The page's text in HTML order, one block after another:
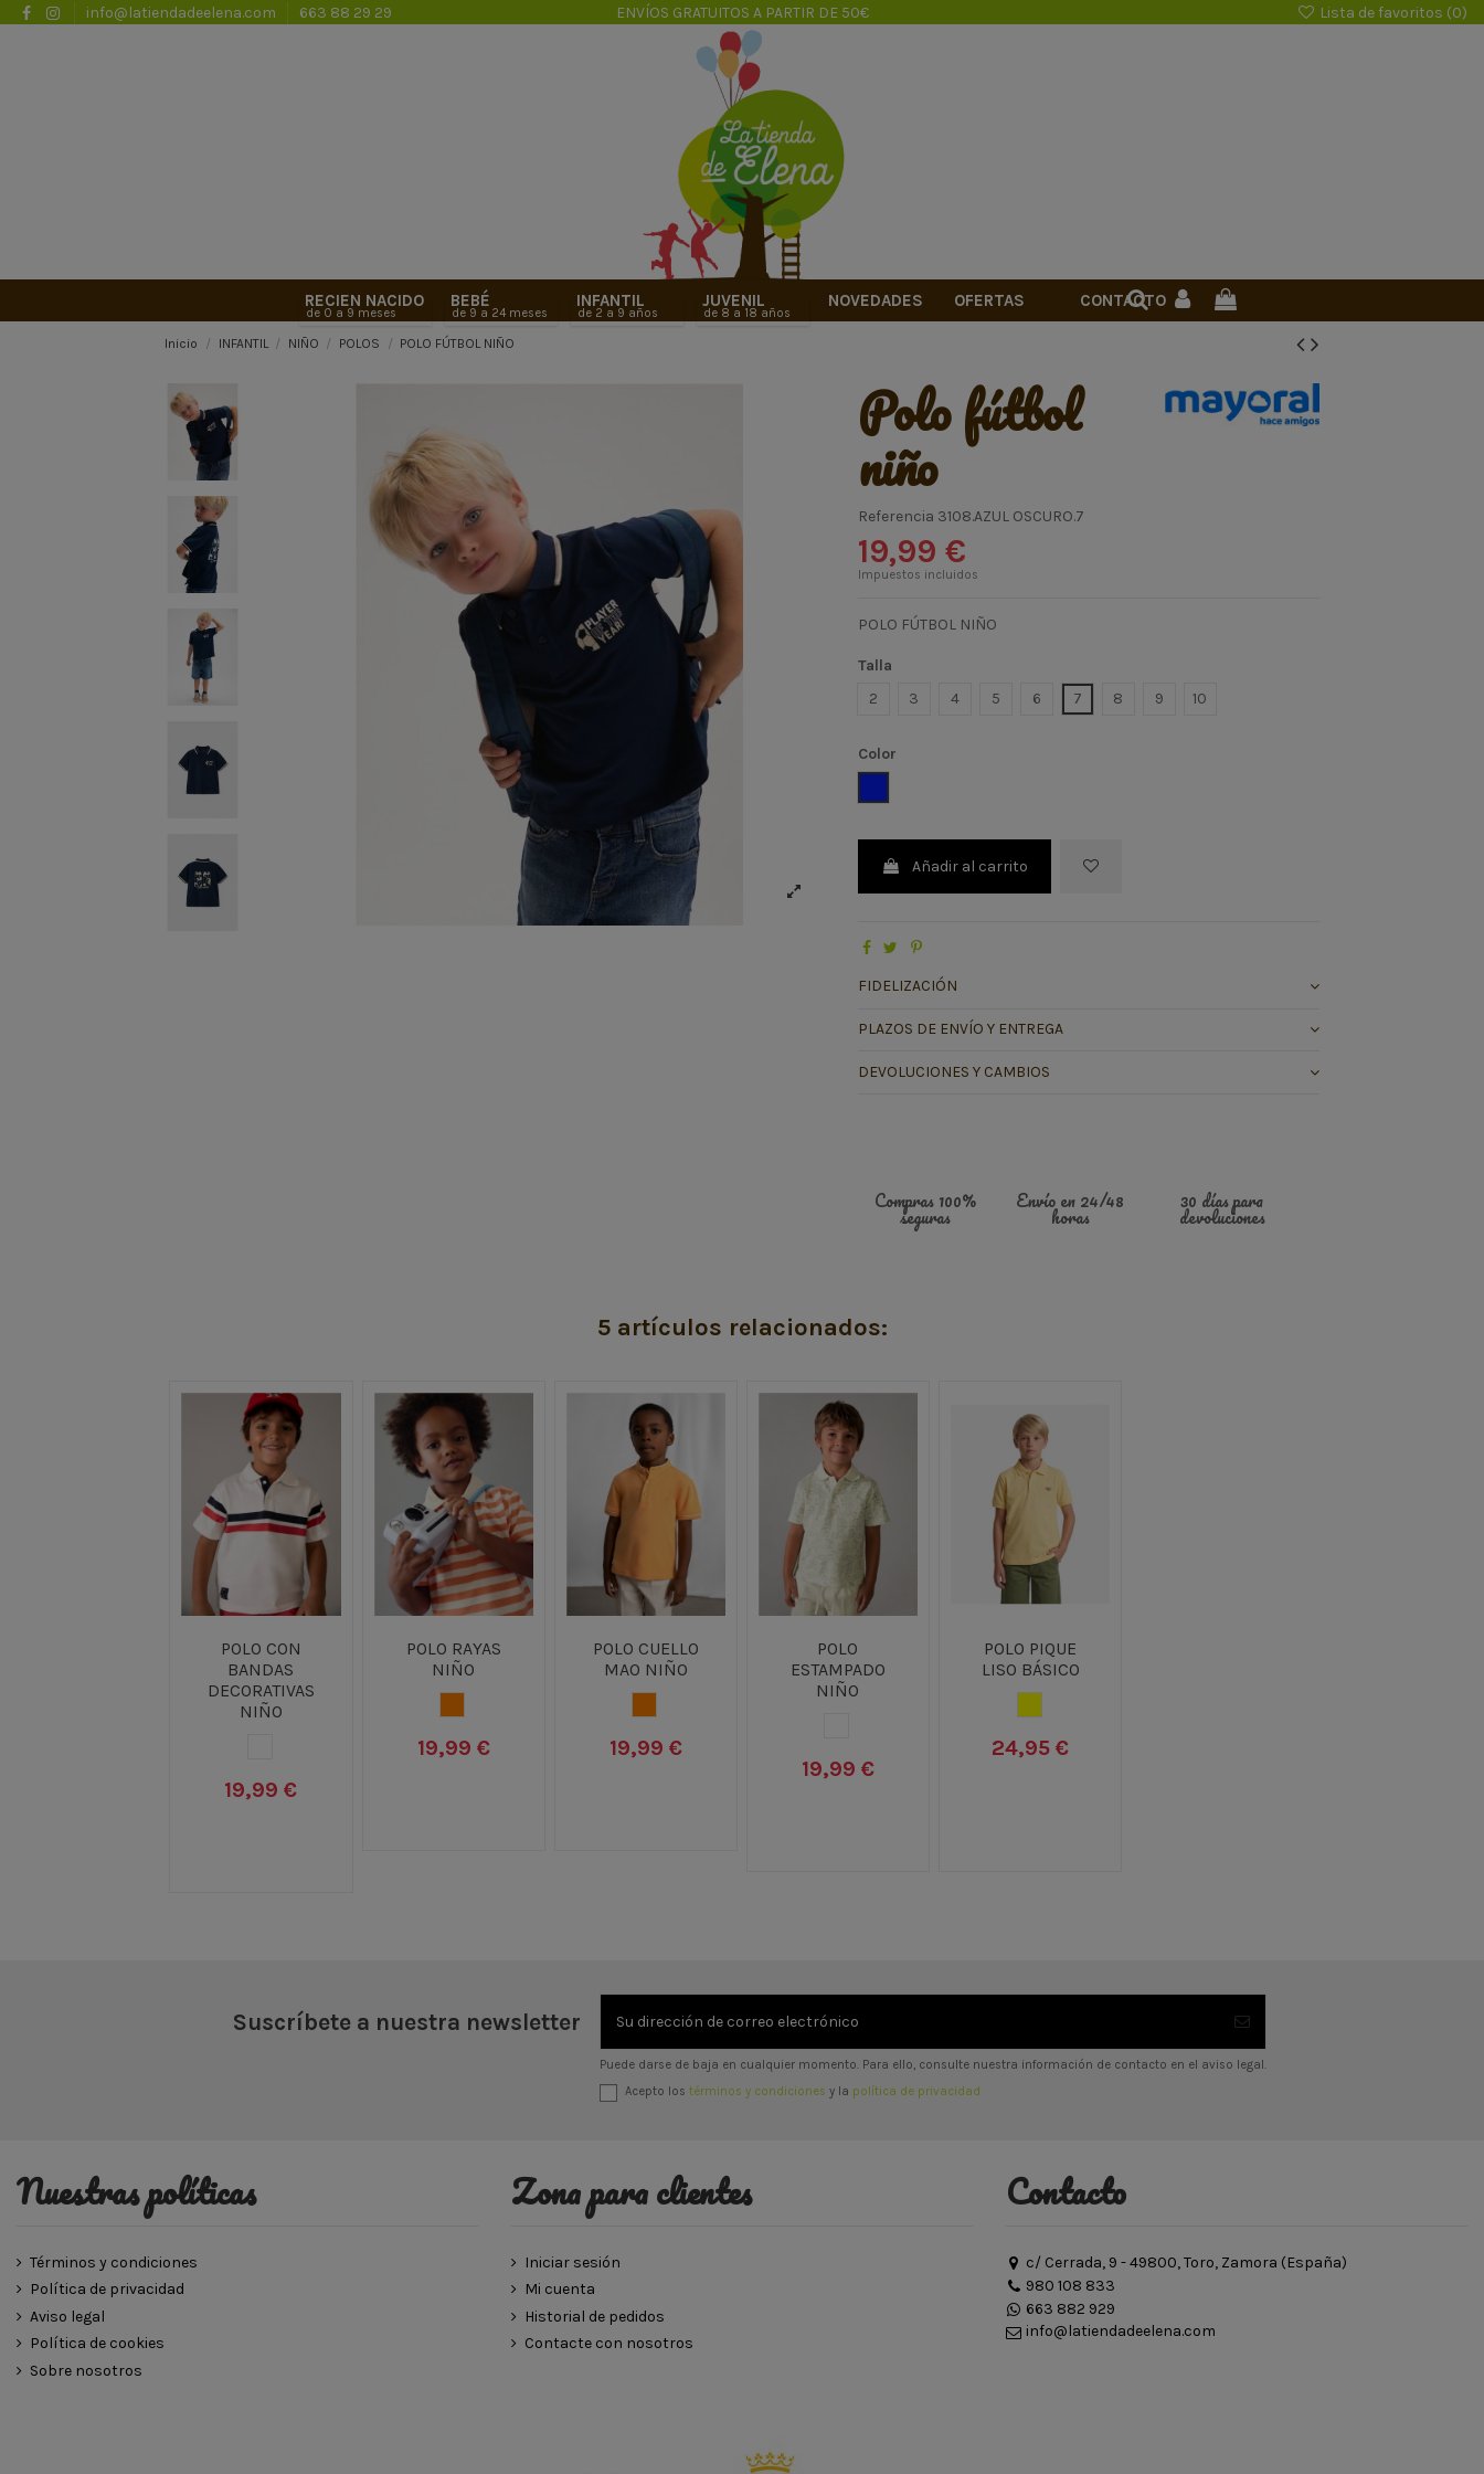
info@latiendadeelena.com 663 88 29 29 ENVÍOS GRATUITOS A PARTIR DE 50€ Lista de favoritos (0)
RECIEN NACIDO
de 0 a 9 meses
BEBÉ
de 9 a 24 meses
INFANTIL
de 2 a 9 años
JUVENIL
de 8 a 18 años
NOVEDADES OFERTAS CONTACTO
Inicio INFANTIL NIÑO POLOS POLO FÚTBOL NIÑO
polo fútbol
niño
Referencia 3108.AZUL OSCURO.7
19,99 €
Impuestos incluidos
POLO FÚTBOL NIÑO
Talla
2
3 4 5 6 7 8 9 10
Color
Añadir al carrito
FIDELIZACIÓN
PLAZOS DE ENVÍO Y ENTREGA
DEVOLUCIONES Y CAMBIOS
Compras 100%
seguras
Envío en 24/48
horas
30 días para
devoluciones
5 artículos relacionados:
POLO CON
BANDAS
DECORATIVAS
NIÑO
19,99 €
POLO RAYAS
NIÑO
19,99 €
POLO CUELLO
MAO NIÑO
19,99 €
POLO
ESTAMPADO
NIÑO
19,99 €
POLO PIQUE
LISO BÁSICO
24,95 €
Suscríbete a nuestra newsletter
Puede darse de baja en cualquier momento. Para ello, consulte nuestra información de contacto en el aviso legal.
Acepto los términos y condiciones y la política de privacidad
Nuestras políticas
Términos y condiciones
Política de privacidad
Aviso legal
Política de cookies
Sobre nosotros
Zona para clientes
Iniciar sesión
Mi cuenta
Historial de pedidos
Contacte con nosotros
Contacto
c/ Cerrada, 9 - 49800, Toro, Zamora (España)
980 108 833
663 882 929
info@latiendadeelena.com